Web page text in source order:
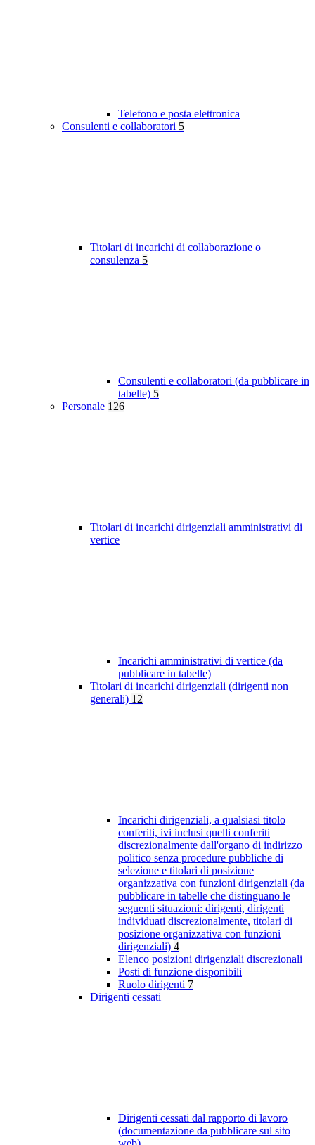
Telefono e posta elettronica
Consulenti e collaboratori 5
Titolari di incarichi di collaborazione o
consulenza 5
Consulenti e collaboratori (da pubblicare in
tabelle) 5
Personale 126
Titolari di incarichi dirigenziali amministrativi di
vertice
Incarichi amministrativi di vertice (da
pubblicare in tabelle)
Titolari di incarichi dirigenziali (dirigenti non
generali) 12
Incarichi dirigenziali, a qualsiasi titolo
conferiti, ivi inclusi quelli conferiti
discrezionalmente dall'organo di indirizzo
politico senza procedure pubbliche di
selezione e titolari di posizione
organizzativa con funzioni dirigenziali (da
pubblicare in tabelle che distinguano le
seguenti situazioni: dirigenti, dirigenti
individuati discrezionalmente, titolari di
posizione organizzativa con funzioni
dirigenziali) 4
Elenco posizioni dirigenziali discrezionali
Posti di funzione disponibili
Ruolo dirigenti 7
Dirigenti cessati
Dirigenti cessati dal rapporto di lavoro
(documentazione da pubblicare sul sito